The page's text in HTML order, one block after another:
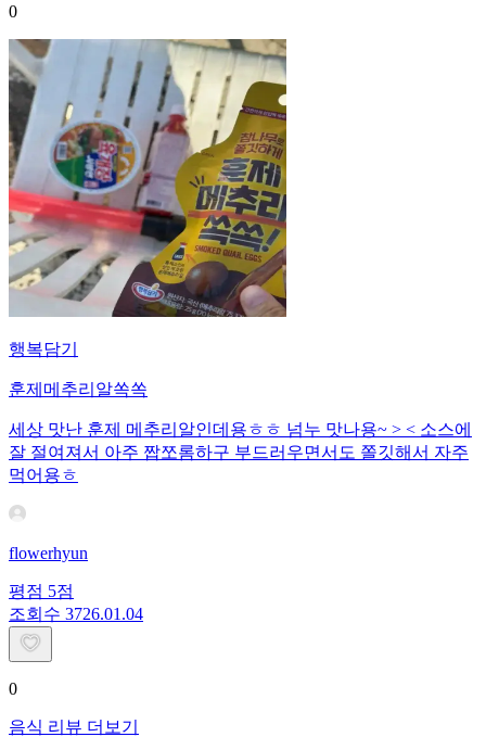
0
행복담기
훈제메추리알쏙쏙
세상 맛난 훈제 메추리알인데용ㅎㅎ 넘누 맛나용~ > < 소스에
잘 절여져서 아주 짭쪼롬하구 부드러우면서도 쫄깃해서 자주
먹어용ㅎ
flowerhyun
평점 5점
조회수 3726.01.04
0
음식 리뷰 더보기